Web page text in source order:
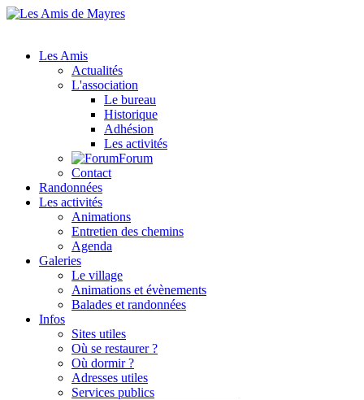
Les Amis
Actualités
L'association
Le bureau
Historique
Adhésion
Les activités
Forum
Contact
Randonnées
Les activités
Animations
Entretien des chemins
Agenda
Galeries
Le village
Animations et évènements
Balades et randonnées
Infos
Sites utiles
Où se restaurer ?
Où dormir ?
Adresses utiles
Services publics